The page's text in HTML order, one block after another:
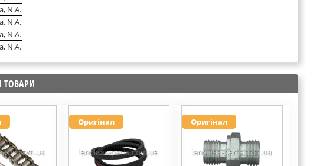
N.A.
N.A.
N.A.
N.A.
ТОВАРИ
Оригінал Оригінал